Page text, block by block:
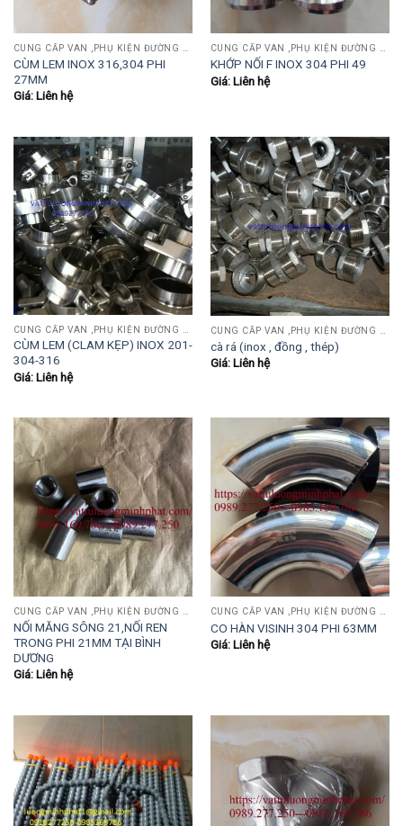
CÙM LEM INOX 316,304 PHI
27MM
Giá: Liên hệ
KHỚP NỐI F INOX 304 PHI 49
Giá: Liên hệ
CÙM LEM (CLAM KẸP) INOX 201-
304-316
Giá: Liên hệ
cà rá (inox , đồng , thép)
Giá: Liên hệ
CUNG CẤP VAN ,PHỤ KIỆN ĐƯỜNG ỐNG INOX,THÉP.....
NỐI MĂNG SÔNG 21,NỐI REN
TRONG PHI 21MM TẠI BÌNH
DƯƠNG
Giá: Liên hệ
CUNG CẤP VAN ,PHỤ KIỆN ĐƯỜNG ỐNG INOX,THÉP.....
CO HÀN VISINH 304 PHI 63MM
Giá: Liên hệ